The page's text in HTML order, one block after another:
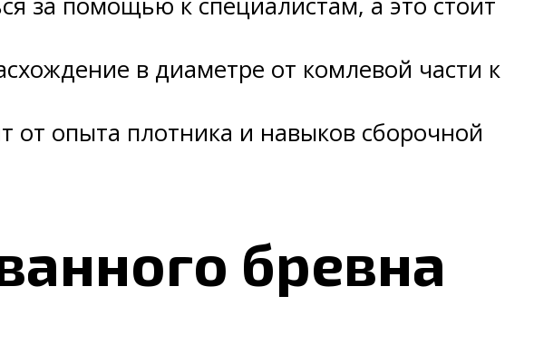
в диаметре от комлевой части к
от опыта плотника и навыков сборочной
бревна